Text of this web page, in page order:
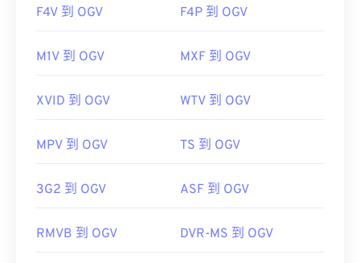
F4V 到 OGV F4P 到 OGV
M1V 到 OGV MXF 到 OGV
XVID 到 OGV WTV 到 OGV
MPV 到 OGV TS 到 OGV
3G2 到 OGV ASF 到 OGV
RMVB 到 OGV DVR-MS 到 OGV